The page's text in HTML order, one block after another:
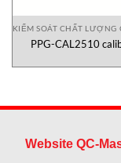
KIỂM SOÁT CHẤT LƯỢNG
PPG-CAL2510
Website QC-